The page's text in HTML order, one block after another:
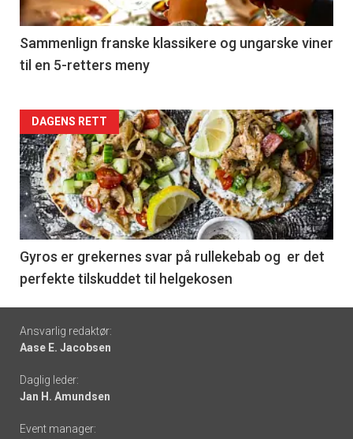
-
5
Sammenlign franske klassikere og ungarske viner
til en 5-retters meny
Forsiden
akkurat
nå
-
6
DAGENS RETT
Gyros er grekernes svar på rullekebab og er det
perfekte tilskuddet til helgekosen
Footer
-
links
Ansvarlig redaktør:
Aase E. Jacobsen
Daglig leder:
Jan H. Amundsen
Event manager: